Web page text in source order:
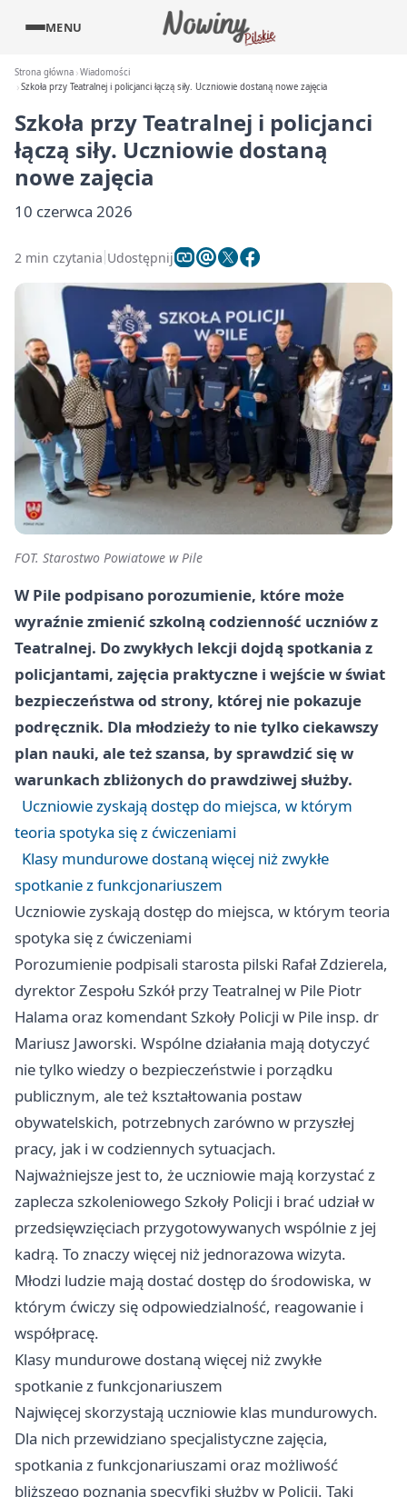
MENU
Strona główna Wiadomości
Szkoła przy Teatralnej i policjanci łączą siły. Uczniowie dostaną nowe zajęcia
Szkoła przy Teatralnej i policjanci
łączą siły. Uczniowie dostaną
nowe zajęcia
10 czerwca 2026
2 min czytania Udostępnij
FOT. Starostwo Powiatowe w Pile
W Pile podpisano porozumienie, które może
wyraźnie zmienić szkolną codzienność uczniów z
Teatralnej. Do zwykłych lekcji dojdą spotkania z
policjantami, zajęcia praktyczne i wejście w świat
bezpieczeństwa od strony, której nie pokazuje
podręcznik. Dla młodzieży to nie tylko ciekawszy
plan nauki, ale też szansa, by sprawdzić się w
warunkach zbliżonych do prawdziwej służby.
Uczniowie zyskają dostęp do miejsca, w którym
teoria spotyka się z ćwiczeniami
Klasy mundurowe dostaną więcej niż zwykłe
spotkanie z funkcjonariuszem
Uczniowie zyskają dostęp do miejsca, w którym teoria
spotyka się z ćwiczeniami
Porozumienie podpisali starosta pilski Rafał Zdzierela,
dyrektor Zespołu Szkół przy Teatralnej w Pile Piotr
Halama oraz komendant Szkoły Policji w Pile insp. dr
Mariusz Jaworski. Wspólne działania mają dotyczyć
nie tylko wiedzy o bezpieczeństwie i porządku
publicznym, ale też kształtowania postaw
obywatelskich, potrzebnych zarówno w przyszłej
pracy, jak i w codziennych sytuacjach.
Najważniejsze jest to, że uczniowie mają korzystać z
zaplecza szkoleniowego Szkoły Policji i brać udział w
przedsięwzięciach przygotowywanych wspólnie z jej
kadrą. To znaczy więcej niż jednorazowa wizyta.
Młodzi ludzie mają dostać dostęp do środowiska, w
którym ćwiczy się odpowiedzialność, reagowanie i
współpracę.
Klasy mundurowe dostaną więcej niż zwykłe
spotkanie z funkcjonariuszem
Najwięcej skorzystają uczniowie klas mundurowych.
Dla nich przewidziano specjalistyczne zajęcia,
spotkania z funkcjonariuszami oraz możliwość
bliższego poznania specyfiki służby w Policji. Taki